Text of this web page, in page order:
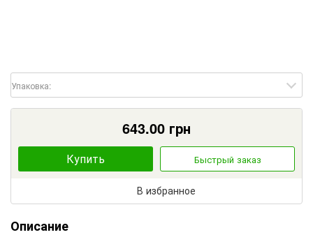
Упаковка:
643.00 грн
Купить Быстрый заказ
В избранное
Описание